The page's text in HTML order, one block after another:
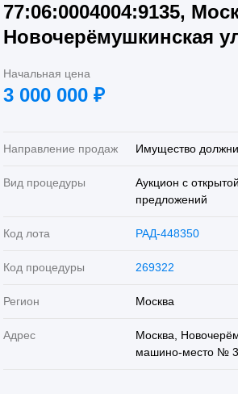
77:06:0004004:9135,
Новочерёмушкинская
Начальная цена
3 000 000 ₽
Направление продаж Имущество
Вид процедуры
Аукцион с
предложений
Код лота РАД-448350
Код процедуры 269322
Регион Москва
Адрес
Москва,
машино-место №